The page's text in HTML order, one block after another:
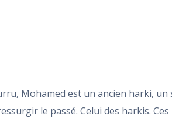
Mohamed est un ancien harki,
le passé. Celui des harkis. Ces